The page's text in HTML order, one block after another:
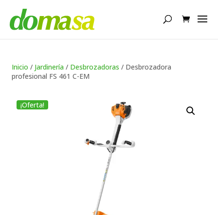
productos
Inicio / Jardinería / Desbrozadoras / Desbrozadora
profesional FS 461 C-EM
¡Oferta!